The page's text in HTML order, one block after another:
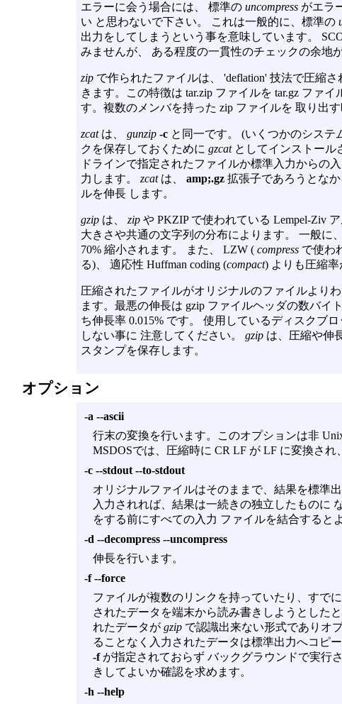
エラーに会う場合には、 標準の uncompress がエラ
い と思わないで下さい。 これは一般的に、標準の
出力をしてしまうという事を意味しています。
みませんが、 ある程度の一貫性のチェックの余地
zip で作られたファイルは、 'deflation' 技法で圧縮
きます。この特徴は tar.zip ファイルを tar.gz ファ
す。複数のメンバを持った zip ファイルを 取り出
zcatは、 gunzip -c と同一です。 (いくつかのシステ
クを保存しておくために gzcatとしてインストール
ドラインで指定されたファイルか標準入力からの
力します。 zcatは、 amp;.gz 拡張子であろうとな
ルを伸長 します。
gzip は、 zip や PKZIP で使われている Lempel-Ziv
大きさや共通の文字列の分布によります。 一般に
70% 縮小されます。 また、 LZW ( compress で使わ
る)、 適応性 Huffman coding (compact) よりも圧縮率
圧縮されたファイルがオリジナルのファイルより
ます。最悪の伸長は gzip ファイルヘッダの数バイ
ち伸長率 0.015% です。 使用しているディスクブ
しない事に 注意してください。 gzip は、圧縮や伸
スタンプを保存します。
オプション
-a --ascii
行末の変換を行います。このオプションは非
MSDOSでは、圧縮時に CR LF が LF に変換され
-c --stdout --to-stdout
オリジナルファイルはそのままで、結果を標準
入力されれば、結果は一続きの独立したものに
をする前にすべての入力 ファイルを結合すると
-d --decompress --uncompress
伸長を行います。
-f --force
ファイルが複数のリンクを持っていたり、すで
されたデータを端末から読み書きしようとした
れたデータが gzip で認識出来ない形式でありオ
ることなく入力されたデータは標準出力へコピ
-fが指定されておらず バックグラウンドで実行
きしてよいか確認を求めます。
-h --help